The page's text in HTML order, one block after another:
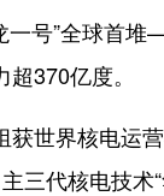
一号”全球首
370亿度。
世界核电运
三代核电技术